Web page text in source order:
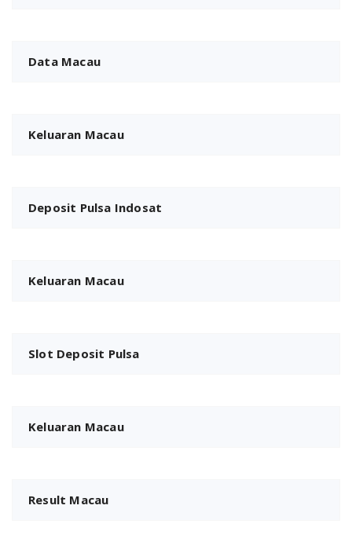
Data Macau
Keluaran Macau
Deposit Pulsa Indosat
Keluaran Macau
Slot Deposit Pulsa
Keluaran Macau
Result Macau